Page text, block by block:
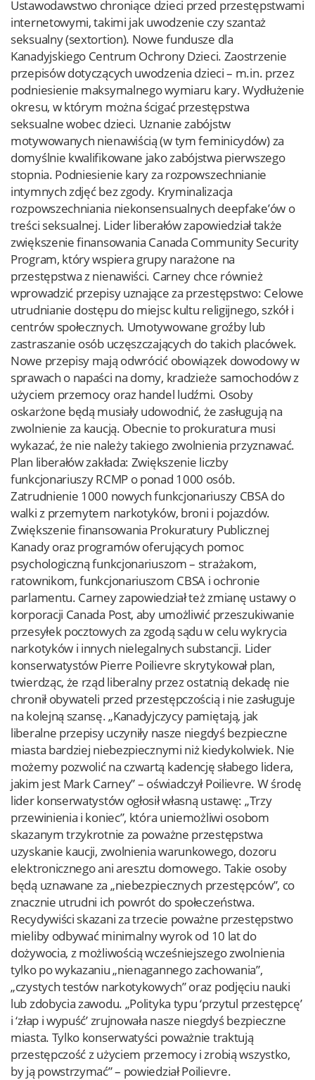
Ustawodawstwo chroniące dzieci przed przestępstwami
internetowymi, takimi jak uwodzenie czy szantaż
seksualny (sextortion). Nowe fundusze dla
Kanadyjskiego Centrum Ochrony Dzieci. Zaostrzenie
przepisów dotyczących uwodzenia dzieci – m.in. przez
podniesienie maksymalnego wymiaru kary. Wydłużenie
okresu, w którym można ścigać przestępstwa
seksualne wobec dzieci. Uznanie zabójstw
motywowanych nienawiścią (w tym feminicydów) za
domyślnie kwalifikowane jako zabójstwa pierwszego
stopnia. Podniesienie kary za rozpowszechnianie
intymnych zdjęć bez zgody. Kryminalizacja
rozpowszechniania niekonsensualnych deepfake’ów o
treści seksualnej. Lider liberałów zapowiedział także
zwiększenie finansowania Canada Community Security
Program, który wspiera grupy narażone na
przestępstwa z nienawiści. Carney chce również
wprowadzić przepisy uznające za przestępstwo: Celowe
utrudnianie dostępu do miejsc kultu religijnego, szkół i
centrów społecznych. Umotywowane groźby lub
zastraszanie osób uczęszczających do takich placówek.
Nowe przepisy mają odwrócić obowiązek dowodowy w
sprawach o napaści na domy, kradzieże samochodów z
użyciem przemocy oraz handel ludźmi. Osoby
oskarżone będą musiały udowodnić, że zasługują na
zwolnienie za kaucją. Obecnie to prokuratura musi
wykazać, że nie należy takiego zwolnienia przyznawać.
Plan liberałów zakłada: Zwiększenie liczby
funkcjonariuszy RCMP o ponad 1000 osób.
Zatrudnienie 1000 nowych funkcjonariuszy CBSA do
walki z przemytem narkotyków, broni i pojazdów.
Zwiększenie finansowania Prokuratury Publicznej
Kanady oraz programów oferujących pomoc
psychologiczną funkcjonariuszom – strażakom,
ratownikom, funkcjonariuszom CBSA i ochronie
parlamentu. Carney zapowiedział też zmianę ustawy o
korporacji Canada Post, aby umożliwić przeszukiwanie
przesyłek pocztowych za zgodą sądu w celu wykrycia
narkotyków i innych nielegalnych substancji. Lider
konserwatystów Pierre Poilievre skrytykował plan,
twierdząc, że rząd liberalny przez ostatnią dekadę nie
chronił obywateli przed przestępczością i nie zasługuje
na kolejną szansę. „Kanadyjczycy pamiętają, jak
liberalne przepisy uczyniły nasze niegdyś bezpieczne
miasta bardziej niebezpiecznymi niż kiedykolwiek. Nie
możemy pozwolić na czwartą kadencję słabego lidera,
jakim jest Mark Carney” – oświadczył Poilievre. W środę
lider konserwatystów ogłosił własną ustawę: „Trzy
przewinienia i koniec”, która uniemożliwi osobom
skazanym trzykrotnie za poważne przestępstwa
uzyskanie kaucji, zwolnienia warunkowego, dozoru
elektronicznego ani aresztu domowego. Takie osoby
będą uznawane za „niebezpiecznych przestępców”, co
znacznie utrudni ich powrót do społeczeństwa.
Recydywiści skazani za trzecie poważne przestępstwo
mieliby odbywać minimalny wyrok od 10 lat do
dożywocia, z możliwością wcześniejszego zwolnienia
tylko po wykazaniu „nienagannego zachowania”,
„czystych testów narkotykowych” oraz podjęciu nauki
lub zdobycia zawodu. „Polityka typu ‘przytul przestępcę’
i ‘złap i wypuść’ zrujnowała nasze niegdyś bezpieczne
miasta. Tylko konserwatyści poważnie traktują
przestępczość z użyciem przemocy i zrobią wszystko,
by ją powstrzymać” – powiedział Poilievre.